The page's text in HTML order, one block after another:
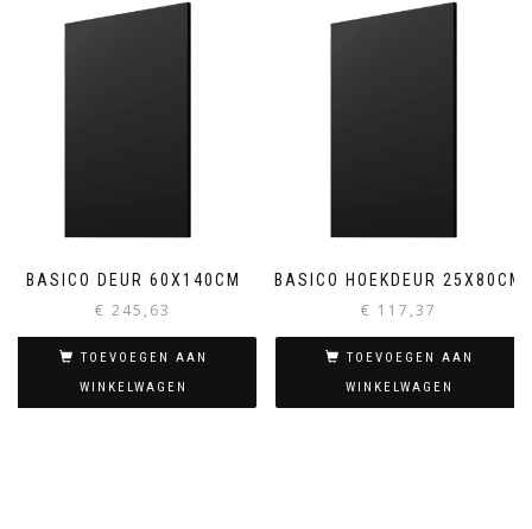
BASICO DEUR 60X140CM
€ 245,63
TOEVOEGEN AAN
WINKELWAGEN
BASICO HOEKDEUR 25X80CM
€ 117,37
TOEVOEGEN AAN
WINKELWAGEN